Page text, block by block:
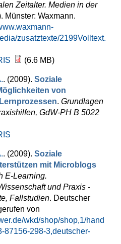
Zeitalter. Medien in der
Münster: Waxmann.
zusatztexte/2199Volltext.
(6.6 MB)
. (2009). Soziale
von
. Grundlagen
GdW-PH B 5022
. (2009). Soziale
mit Microblogs
E-Learning.
und Praxis -
Fallstudien. Deutscher
von
wkd/shop/shop,1/hand
87156-298-3,deutscher-